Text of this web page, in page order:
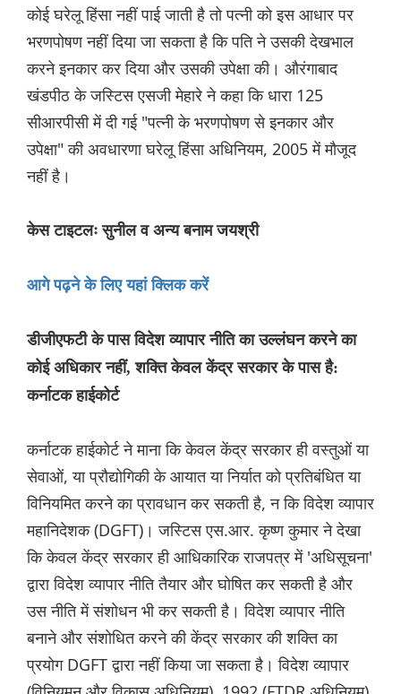
कोई घरेलू हिंसा नहीं पाई जाती है तो पत्नी को इस आधार पर
भरणपोषण नहीं दिया जा सकता है कि पति ने उसकी देखभाल
करने इनकार कर दिया और उसकी उपेक्षा की। औरंगाबाद
खंडपीठ के जस्टिस एसजी मेहारे ने कहा कि धारा 125
सीआरपीसी में दी गई "पत्नी के भरणपोषण से इनकार और
उपेक्षा" की अवधारणा घरेलू हिंसा अधिनियम, 2005 में मौजूद
नहीं है।
केस टाइटलः सुनील व अन्य बनाम जयश्री
आगे पढ़ने के लिए यहां क्लिक करें
डीजीएफटी के पास विदेश व्यापार नीति का उल्लंघन करने का
कोई अधिकार नहीं, शक्ति केवल केंद्र सरकार के पास है:
कर्नाटक हाईकोर्ट
कर्नाटक हाईकोर्ट ने माना कि केवल केंद्र सरकार ही वस्तुओं या
सेवाओं, या प्रौद्योगिकी के आयात या निर्यात को प्रतिबंधित या
विनियमित करने का प्रावधान कर सकती है, न कि विदेश व्यापार
महानिदेशक (DGFT)। जस्टिस एस.आर. कृष्ण कुमार ने देखा
कि केवल केंद्र सरकार ही आधिकारिक राजपत्र में 'अधिसूचना'
द्वारा विदेश व्यापार नीति तैयार और घोषित कर सकती है और
उस नीति में संशोधन भी कर सकती है। विदेश व्यापार नीति
बनाने और संशोधित करने की केंद्र सरकार की शक्ति का
प्रयोग DGFT द्वारा नहीं किया जा सकता है। विदेश व्यापार